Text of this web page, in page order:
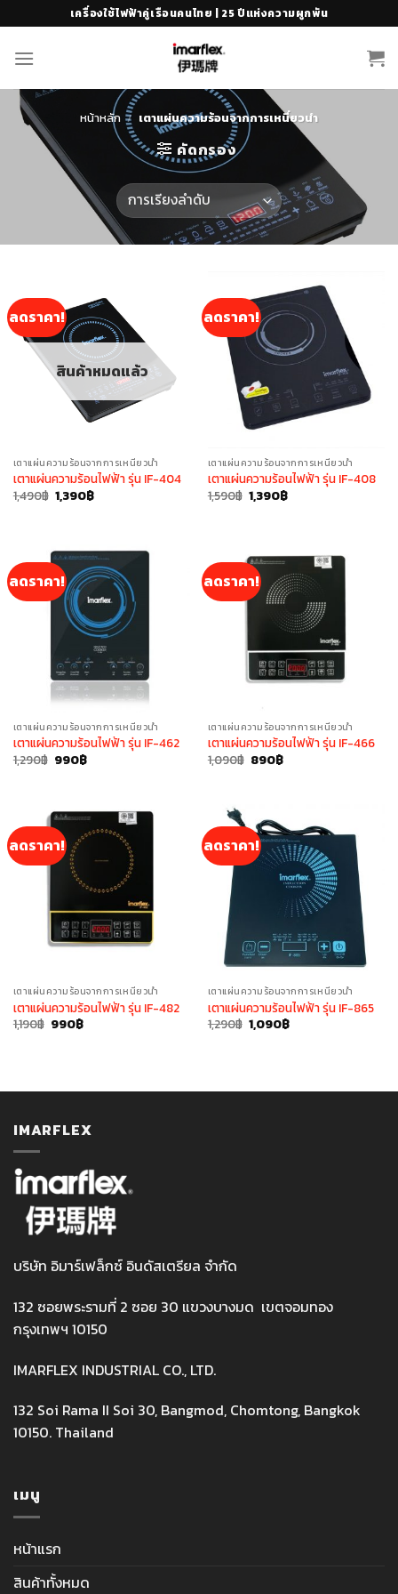
to
content
เครื่องใช้ไฟฟ้าคู่เรือนคนไทย | 25 ปีแห่งความผูกพัน
หน้าหลัก / เตาแผ่นความร้อนจากการเหนี่ยวนำ
คัดกรอง
ลดราคา!
สินค้าหมดแล้ว
เตาแผ่นความร้อนจากการเหนี่ยวนำ
เตาแผ่นความร้อนไฟฟ้า รุ่น IF-404
1,490฿ Original
price
1,390฿Current
price
ลดราคา!
เตาแผ่นความร้อนจากการเหนี่ยวนำ
เตาแผ่นความร้อนไฟฟ้า รุ่น IF-408
1,590฿ Original
price
1,390฿Current
price
ลดราคา!
เตาแผ่นความร้อนจากการเหนี่ยวนำ
เตาแผ่นความร้อนไฟฟ้า รุ่น IF-462
1,290฿ Original
price
990฿Current
price
ลดราคา!
เตาแผ่นความร้อนจากการเหนี่ยวนำ
เตาแผ่นความร้อนไฟฟ้า รุ่น IF-466
1,090฿ Original
price
890฿Current
price
ลดราคา!
เตาแผ่นความร้อนจากการเหนี่ยวนำ
เตาแผ่นความร้อนไฟฟ้า รุ่น IF-482
1,190฿ Original
990฿Current
ลดราคา!
เตาแผ่นความร้อนจากการเหนี่ยวนำ
เตาแผ่นความร้อนไฟฟ้า รุ่น IF-865
1,290฿ Original
price
1,090฿Current
IMARFLEX
บริษัท อิมาร์เฟล็กซ์ อินดัสเตรียล จำกัด
132 ซอยพระรามที่ 2 ซอย 30 แขวงบางมด เขตจอมทอง
กรุงเทพฯ 10150
IMARFLEX INDUSTRIAL CO., LTD.
132 Soi Rama II Soi 30, Bangmod, Chomtong, Bangkok
10150. Thailand
เมนู
หน้าแรก
สินค้าทั้งหมด